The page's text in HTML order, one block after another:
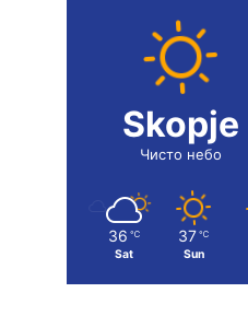
Skopje
Чисто небо
36 ℃
Sat
37 ℃
Sun